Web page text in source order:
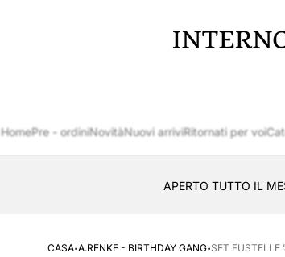
del
HomePre - ordiniNovitàNuovi arriviRitornati per voi
APERTO TUTTO IL
CASA·A.RENKE - BIRTHDAY GANG·SET